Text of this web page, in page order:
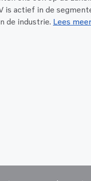
is actief in de
de industrie. Lees